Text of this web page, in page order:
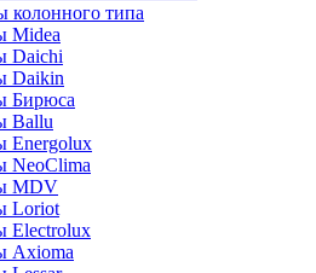
колонного типа
Midea
Daichi
Daikin
Бирюса
Ballu
Energolux
NeoClima
MDV
Loriot
Electrolux
Axioma